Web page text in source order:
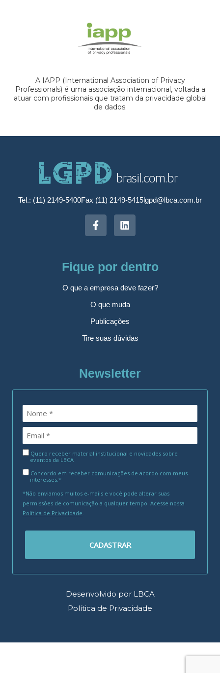
A IAPP (International Association of Privacy
Professionals) é uma associação internacional, voltada a
atuar com profissionais que tratam da privacidade global
de dados.
Tel.: (11) 2149-5400Fax (11) 2149-5415lgpd@lbca.com.br
Fique por dentro
O que a empresa deve fazer?
O que muda
Publicações
Tire suas dúvidas
Newsletter
Quero receber material institucional e novidades sobre
eventos da LBCA
Concordo em receber comunicações de acordo com meus
interesses.*
*Não enviamos muitos e-mails e você pode alterar suas
permissões de comunicação a qualquer tempo. Acesse nossa
Política de Privacidade.
CADASTRAR
Desenvolvido por LBCA
Política de Privacidade